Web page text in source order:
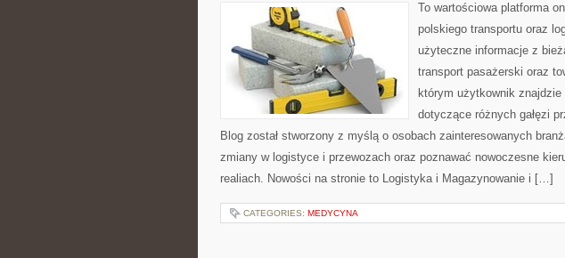
To wartościowa platforma
polskiego transportu oraz
użyteczne informacje z
transport pasażerski oraz
którym użytkownik znajdzie
dotyczące różnych gałęzi
Blog został stworzony z myślą o osobach zainteresowanych
zmiany w logistyce i przewozach oraz poznawać nowoczesne
realiach. Nowości na stronie to Logistyka i Magazynowanie i […]
CATEGORIES: MEDYCYNA